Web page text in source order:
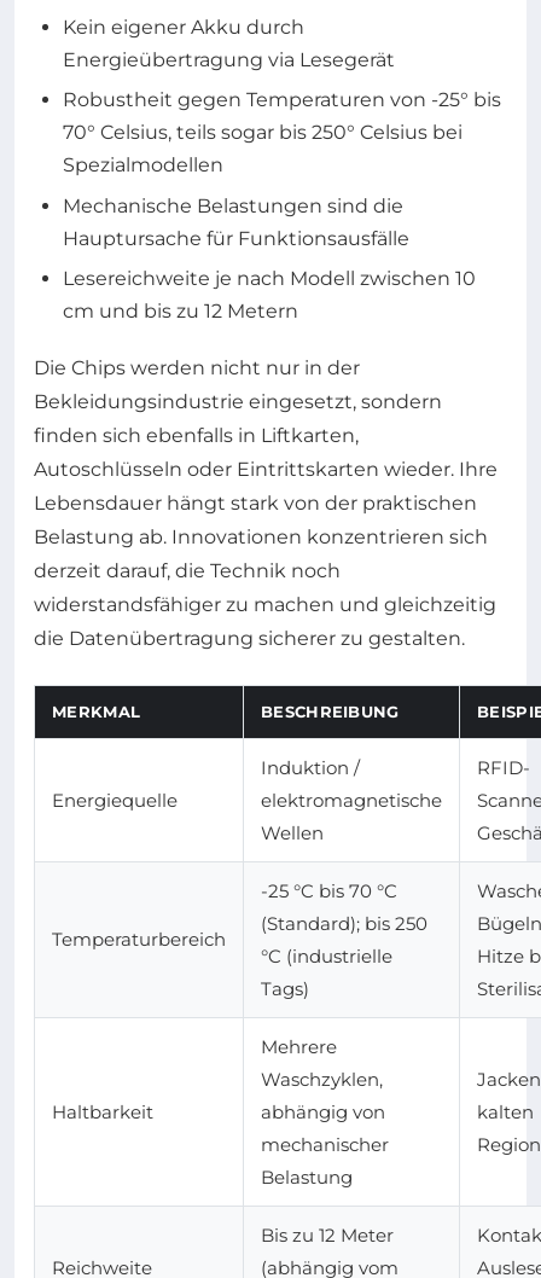
Kein eigener Akku durch
Energieübertragung via Lesegerät
Robustheit gegen Temperaturen von -25° bis
70° Celsius, teils sogar bis 250° Celsius bei
Spezialmodellen
Mechanische Belastungen sind die
Hauptursache für Funktionsausfälle
Lesereichweite je nach Modell zwischen 10
cm und bis zu 12 Metern
Die Chips werden nicht nur in der
Bekleidungsindustrie eingesetzt, sondern
finden sich ebenfalls in Liftkarten,
Autoschlüsseln oder Eintrittskarten wieder. Ihre
Lebensdauer hängt stark von der praktischen
Belastung ab. Innovationen konzentrieren sich
derzeit darauf, die Technik noch
widerstandsfähiger zu machen und gleichzeitig
die Datenübertragung sicherer zu gestalten.
MERKMAL BESCHREIBUNG
Energiequelle
Induktion /
elektromagnetische
Wellen
RFID-
Temperaturbereich
-25 °C bis 70 °C
(Standard); bis 250
°C (industrielle
Tags)
Hitze
Haltbarkeit
Mehrere
Waschzyklen,
abhängig von
mechanischer
Belastung
kalten
Reichweite
Bis zu 12 Meter
(abhängig vom